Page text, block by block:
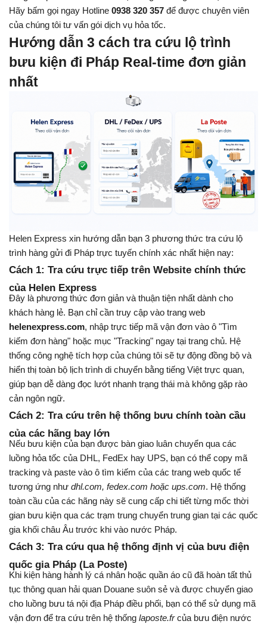
Hãy bấm gọi ngay Hotline 0938 320 357 để được chuyên viên
của chúng tôi tư vấn gói dịch vụ hỏa tốc.
Hướng dẫn 3 cách tra cứu lộ trình
bưu kiện đi Pháp Real-time đơn giản
nhất
Helen Express xin hướng dẫn bạn 3 phương thức tra cứu lộ
trình hàng gửi đi Pháp trực tuyến chính xác nhất hiện nay:
Cách 1: Tra cứu trực tiếp trên Website chính thức
của Helen Express
Đây là phương thức đơn giản và thuận tiện nhất dành cho
helenexpress.com, nhập trực tiếp mã vận đơn vào ô "Tìm
kiếm đơn hàng" hoặc mục "Tracking" ngay tại trang chủ. Hệ
thống công nghệ tích hợp của chúng tôi sẽ tự động đồng bộ và
hiển thị toàn bộ lịch trình di chuyển bằng tiếng Việt trực quan,
giúp bạn dễ dàng đọc lướt nhanh trạng thái mà không gặp rào
cản ngôn ngữ.
Cách 2: Tra cứu trên hệ thống bưu chính toàn cầu
của các hãng bay lớn
Nếu bưu kiện của bạn được bàn giao luân chuyển qua các
luồng hỏa tốc của DHL, FedEx hay UPS, bạn có thể copy mã
tracking và paste vào ô tìm kiếm của các trang web quốc tế
tương ứng như dhl.com, fedex.com hoặc ups.com. Hệ thống
toàn cầu của các hãng này sẽ cung cấp chi tiết từng mốc thời
gian bưu kiện qua các trạm trung chuyển trung gian tại các quốc
gia khối châu Âu trước khi vào nước Pháp.
Cách 3: Tra cứu qua hệ thống định vị của bưu điện
quốc gia Pháp (La Poste)
Khi kiện hàng hành lý cá nhân hoặc quần áo cũ đã hoàn tất thủ
tục thông quan hải quan Douane suôn sẻ và được chuyển giao
cho luồng bưu tá nội địa Pháp điều phối, bạn có thể sử dụng mã
vận đơn để tra cứu trên hệ thống laposte.fr của bưu điện nước